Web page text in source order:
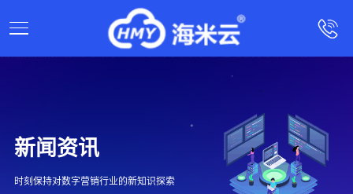
新闻资讯
时刻保持对数字营销行业的新知识探索